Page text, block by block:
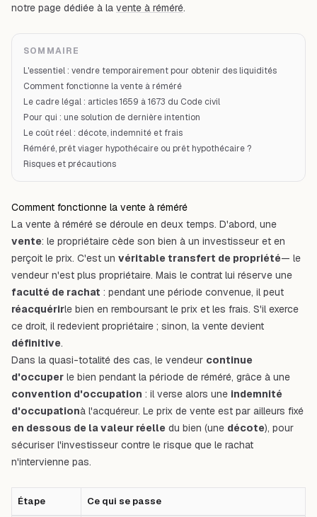
notre page dédiée à la vente à réméré.
SOMMAIRE
L'essentiel : vendre temporairement pour obtenir des liquidités
Comment fonctionne la vente à réméré
Le cadre légal : articles 1659 à 1673 du Code civil
Pour qui : une solution de dernière intention
Le coût réel : décote, indemnité et frais
Réméré, prêt viager hypothécaire ou prêt hypothécaire ?
Risques et précautions
Comment fonctionne la vente à réméré
La vente à réméré se déroule en deux temps. D'abord, une
vente: le propriétaire cède son bien à un investisseur et en
perçoit le prix. C'est un véritable transfert de propriété— le
vendeur n'est plus propriétaire. Mais le contrat lui réserve une
faculté de rachat : pendant une période convenue, il peut
réacquérirle bien en remboursant le prix et les frais. S'il exerce
ce droit, il redevient propriétaire ; sinon, la vente devient
définitive.
Dans la quasi-totalité des cas, le vendeur continue
d'occuper le bien pendant la période de réméré, grâce à une
convention d'occupation : il verse alors une indemnité
d'occupationà l'acquéreur. Le prix de vente est par ailleurs fixé
en dessous de la valeur réelle du bien (une décote), pour
sécuriser l'investisseur contre le risque que le rachat
n'intervienne pas.
Étape Ce qui se passe